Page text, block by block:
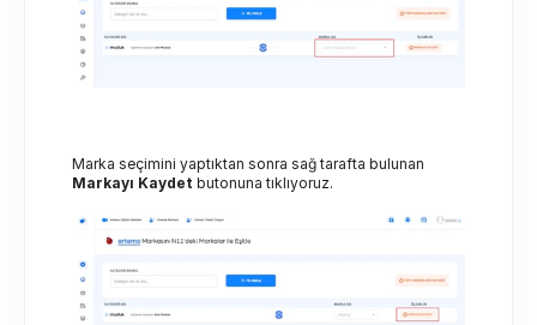
Markayı Kaydet butonuna tıklıyoruz.